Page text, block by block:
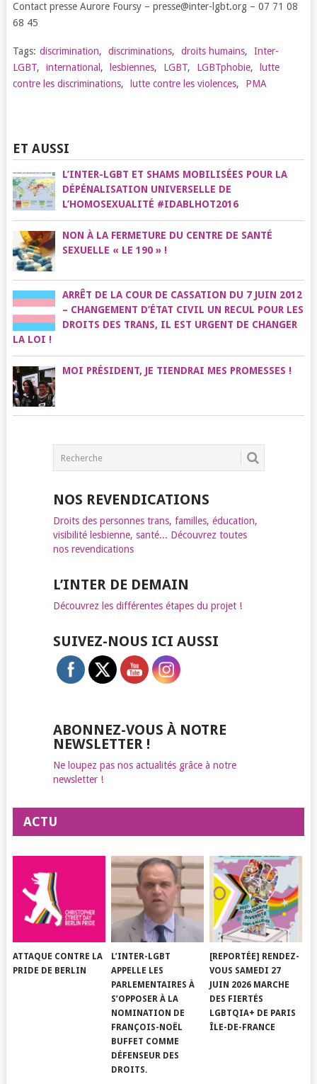
Contact presse Aurore Foursy – presse@inter-lgbt.org – 07 71 08
68 45
Tags: discrimination, discriminations, droits humains,
Inter-
LGBT, international , lesbiennes, LGBT, LGBTphobie,
lutte
contre les discriminations, lutte contre les violences, PMA
ET AUSSI
L’INTER-LGBT ET SHAMS MOBILISÉES POUR LA
DÉPÉNALISATION UNIVERSELLE DE
L’HOMOSEXUALITÉ #IDABLHOT2016
NON À LA FERMETURE DU CENTRE DE SANTÉ
SEXUELLE « LE 190 » !
ARRÊT DE LA COUR DE CASSATION DU 7 JUIN 2012
– CHANGEMENT D’ÉTAT CIVIL UN RECUL POUR LES
DROITS DES TRANS, IL EST URGENT DE CHANGER
LA LOI !
MOI PRÉSIDENT, JE TIENDRAI MES PROMESSES !
NOS REVENDICATIONS
Droits des personnes trans, familles, éducation,
visibilité lesbienne, santé... Découvrez toutes
nos revendications
L’INTER DE DEMAIN
Découvrez les différentes étapes du projet !
SUIVEZ-NOUS ICI AUSSI
ABONNEZ-VOUS À NOTRE
NEWSLETTER !
Ne loupez pas nos actualités grâce à notre
newsletter !
ACTU
ATTAQUE CONTRE LA
PRIDE DE BERLIN
L’INTER-LGBT
APPELLE LES
PARLEMENTAIRES À
S’OPPOSER À LA
NOMINATION DE
FRANÇOIS-NOËL
BUFFET COMME
DÉFENSEUR DES
DROITS.
[REPORTÉE] RENDEZ-
VOUS SAMEDI 27
JUIN 2026 MARCHE
DES FIERTÉS
LGBTQIA+ DE PARIS
ÎLE-DE-FRANCE